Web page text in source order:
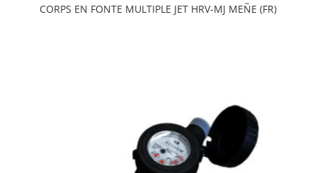
CORPS EN FONTE MULTIPLE JET HRV-MJ MEÑE (FR)